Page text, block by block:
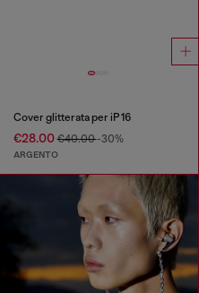
Cover glitterata per iP 16
€28.00€40.00-30%
ARGENTO